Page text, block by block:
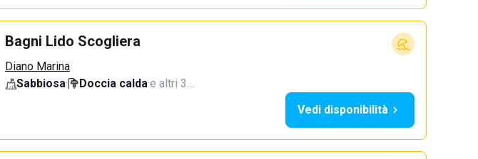
Bagni Lido Scogliera
Diano Marina
Sabbiosa· Doccia calda·e altri 3…
Vedi disponibilità